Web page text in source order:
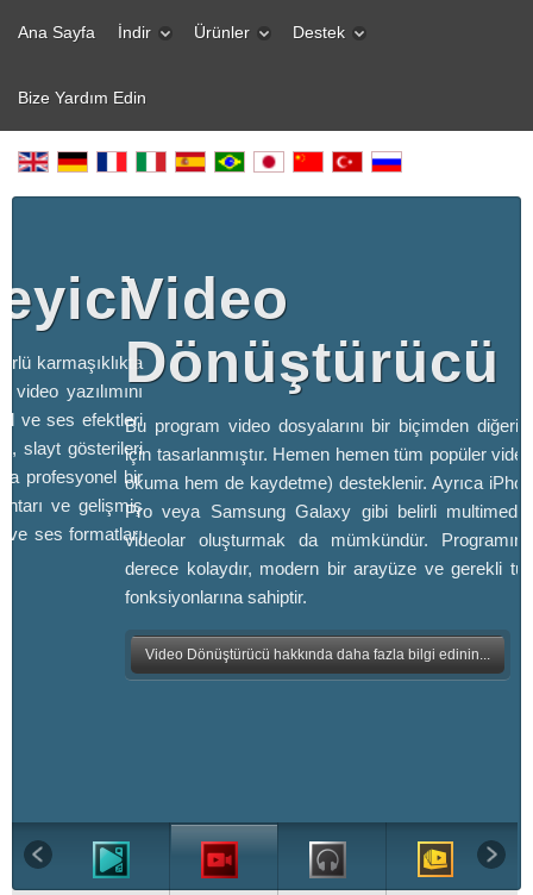
Ana Sayfa İndir Ürünler Destek
Bize Yardım Edin
karmaşıklıkta
yazılımını
ve ses efektleri
slayt gösterileri
profesyonel bir
ve gelişmiş
ve ses formatları
Video
Dönüştürücü
Bu program video dosyalarını bir biçimden
için tasarlanmıştır. Hemen hemen tüm popüler
okuma hem de kaydetme) desteklenir. Ayrıca
Pro veya Samsung Galaxy gibi belirli
videolar oluşturmak da mümkündür. Programın
derece kolaydır, modern bir arayüze ve gerekli
fonksiyonlarına sahiptir.
Video Dönüştürücü hakkında daha fazla bilgi edinin...